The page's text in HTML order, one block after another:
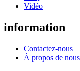
Vidéo
information
Contactez-nous
À propos de nous